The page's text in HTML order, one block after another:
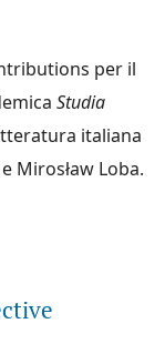
per il
Studia
italiana
Mirosław Loba.